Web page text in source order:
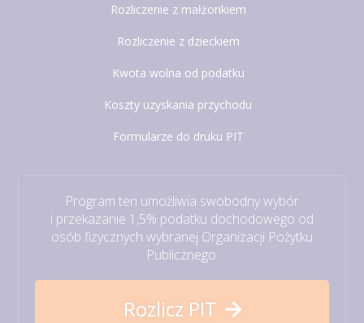
Rozliczenie z małżonkiem
Rozliczenie z dzieckiem
Kwota wolna od podatku
Koszty uzyskania przychodu
Formularze do druku PIT
Program ten umożliwia swobodny wybór
i przekazanie 1,5% podatku dochodowego od
osób fizycznych wybranej Organizacji Pożytku
Publicznego.
Rozlicz PIT